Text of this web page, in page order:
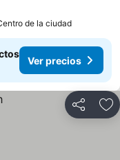
de la ciudad
Ver precios
Compartir